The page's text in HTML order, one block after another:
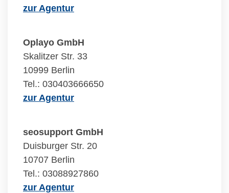
zur Agentur
Oplayo GmbH
Skalitzer Str. 33
10999 Berlin
Tel.: 030403666650
zur Agentur
seosupport GmbH
Duisburger Str. 20
10707 Berlin
Tel.: 03088927860
zur Agentur